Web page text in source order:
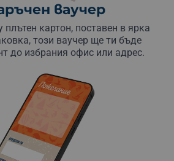
ваучер
картон, поставен в ярка
този ваучер ще ти бъде
до избрания офис или адрес.